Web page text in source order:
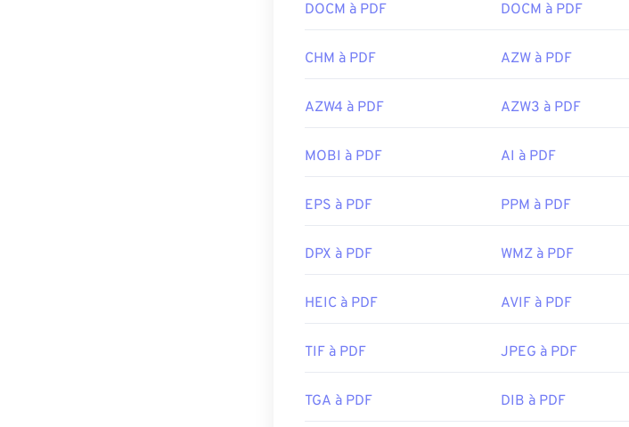
DOCM à PDF DOCM à PDF
CHM à PDF AZW à PDF
AZW4 à PDF AZW3 à PDF
MOBI à PDF AI à PDF
EPS à PDF PPM à PDF
DPX à PDF WMZ à PDF
HEIC à PDF AVIF à PDF
TIF à PDF JPEG à PDF
TGA à PDF DIB à PDF